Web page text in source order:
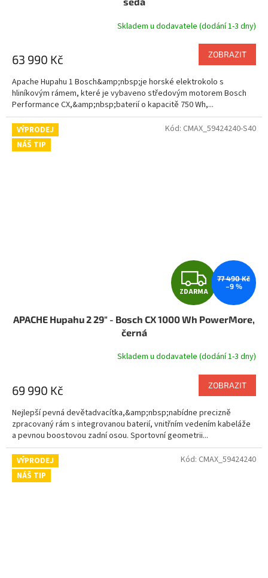
R
M
A
Skladem u dodavatele (dodání 1-3 dny)
63 990 Kč ZOBRAZIT
Apache Hupahu 1 Bosch&amp;nbsp;je horské elektrokolo s
hliníkovým rámem, které je vybaveno středovým motorem Bosch
Performance CX,&amp;nbsp;baterií o kapacitě 750 Wh,...
VÝPRODEJ
NÁŠ TIP
Z
D
A
R
M
A
ZDARMA
77 490 Kč
–9 %
APACHE Hupahu 2 29" - Bosch CX 1000 Wh PowerMore,
černá
Skladem u dodavatele (dodání 1-3 dny)
69 990 Kč ZOBRAZIT
Nejlepší pevná devětadvacítka,&amp;nbsp;nabídne precizně
zpracovaný rám s integrovanou baterií, vnitřním vedením kabeláže
a pevnou boostovou zadní osou. Sportovní geometrii...
Kód: CMAX_59424240-S40
VÝPRODEJ
NÁŠ TIP
Kód: CMAX_59424240